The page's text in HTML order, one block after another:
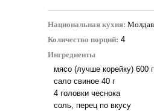
Национальная кухня:
Количество порций: 4
Ингредиенты
мясо (лучше корейку) 600 г
сало свиное 40 г
4 головки чеснока
соль, перец по вкусу